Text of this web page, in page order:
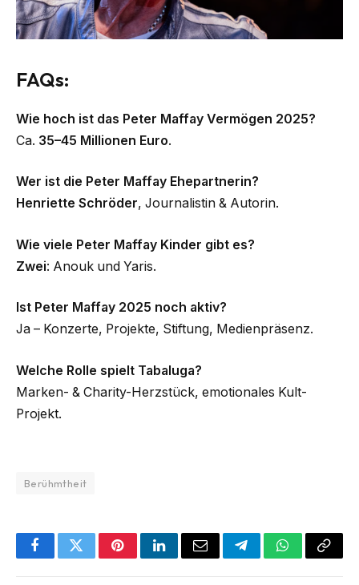
FAQs:
Wie hoch ist das Peter Maffay Vermögen 2025?
Ca. 35–45 Millionen Euro.
Wer ist die Peter Maffay Ehepartnerin?
Henriette Schröder, Journalistin & Autorin.
Wie viele Peter Maffay Kinder gibt es?
Zwei: Anouk und Yaris.
Ist Peter Maffay 2025 noch aktiv?
Ja – Konzerte, Projekte, Stiftung, Medienpräsenz.
Welche Rolle spielt Tabaluga?
Marken- & Charity-Herzstück, emotionales Kult-
Projekt.
Berühmtheit
FacebookTwitterPinterestLinkedInEmail TelegramWhatsApp
Copy